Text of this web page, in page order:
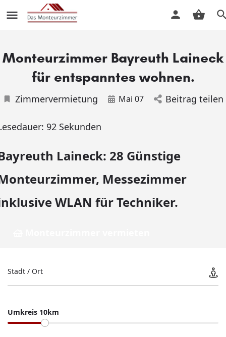
Monteurzimmer Bayreuth Laineck
für entspanntes wohnen.
Zimmervermietung Mai 07 Beitrag teilen
92 Sekunden
Laineck: 28 Günstige
Messezimmer
WLAN für Techniker.
Stadt / Ort
Umkreis 10km